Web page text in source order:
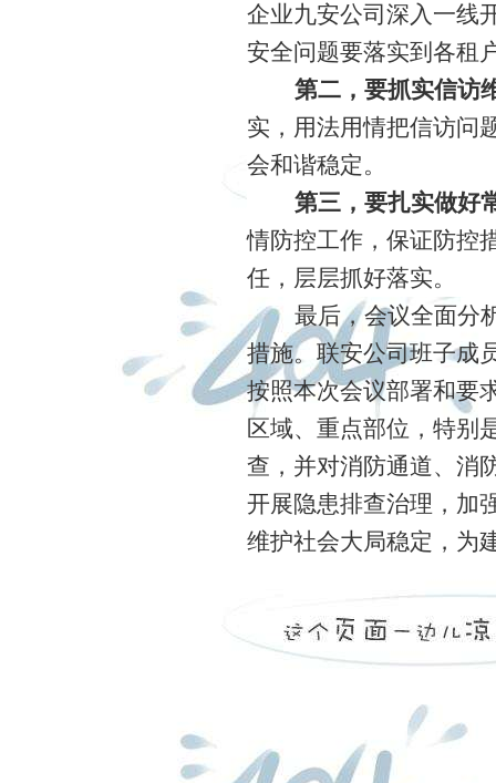
企业九安公司 深入一线
安全问题要落实到各租
第二，要抓实信访
实，用法用情把信访问
会和谐稳定。
第三，要扎实做好
情防控工作，保证防控
任，层层抓好落实。
最后，会议全面分
措施。联安公司班子成
按照本次会议部署和要
区域、重点部位，特别
查，并对消防通道、消
开展隐患排查治理，加
维护社会大局稳定，为